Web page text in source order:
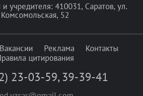
учредителя: 410031, Саратов, ул.
Комсомольская, 52
Вакансии Реклама
Контакты
цитирования
23-03-59, 39-39-41